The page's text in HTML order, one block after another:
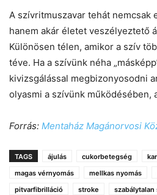
A szívritmuszavar tehát nemcsak
hanem akár életet veszélyeztető
Különösen télen, amikor a szív
téve. Ha a szívünk néha
kivizsgálással megbizonyosodni
olyasmi a szívünk működésében,
Forrás: Mentaház Magánorvosi
TAGS ájulás cukorbetegség
magas vérnyomás
mellkas nyomás
pitvarfibrilláció
stroke szabálytalan